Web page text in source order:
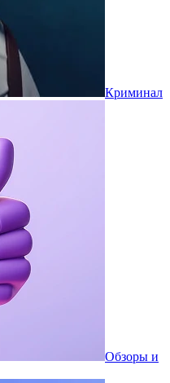
Криминал
Обзоры и